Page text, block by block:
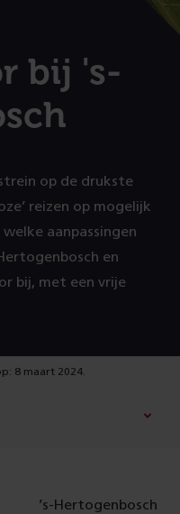
bij 's-
op de drukste
reizen op mogelijk
aanpassingen
en
bij, met een vrije
8 maart 2024.
’s-Hertogenbosch